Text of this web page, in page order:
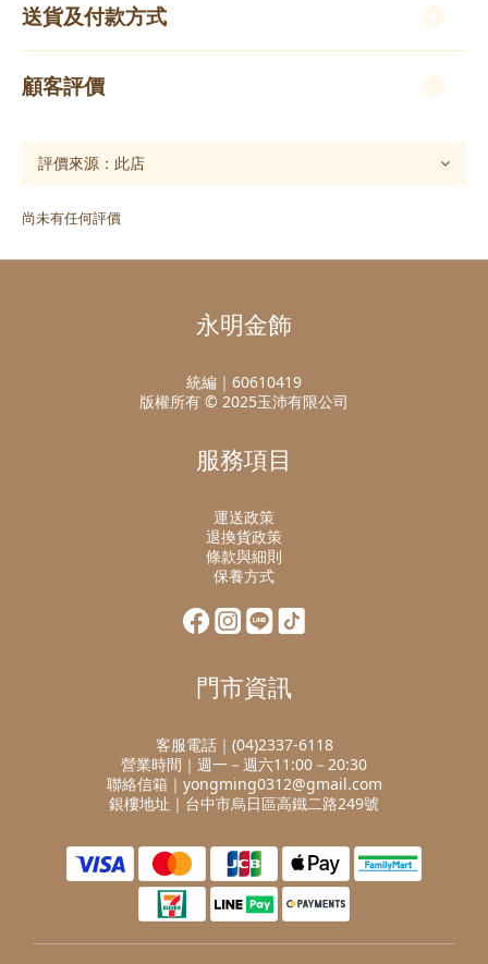
送貨及付款方式
顧客評價
尚未有任何評價
永明金飾
統編｜60610419
版權所有 © 2025玉沛有限公司
服務項目
運送政策
退換貨政策
條款與細則
保養方式
門市資訊
客服電話｜(04)2337-6118
營業時間｜週一－週六11:00－20:30
聯絡信箱｜yongming0312@gmail.com
銀樓地址｜台中市烏日區高鐵二路249號